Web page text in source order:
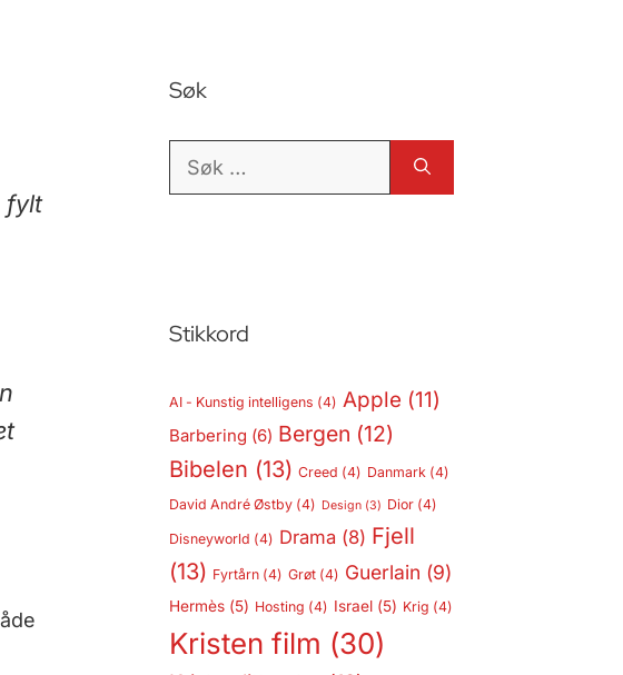
fylt
Søk
Søk
Stikkord
AI - Kunstig intelligens (4) Apple (11)
Barbering (6) Bergen (12)
Bibelen (13) Creed (4) Danmark (4)
David André Østby(4) Design(3) Dior(4)
Disneyworld (4) Drama (8) Fjell
(13) Fyrtårn(4) Grøt(4) Guerlain (9)
Hermès(5) Hosting (4) Israel(5) Krig (4)
Kristen film (30)